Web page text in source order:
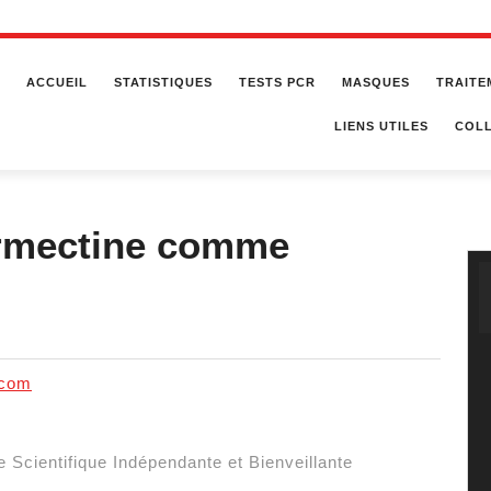
ACCUEIL STATISTIQUES TESTS PCR MASQUES
LIENS UTILES
comme
Indépendante et Bienveillante